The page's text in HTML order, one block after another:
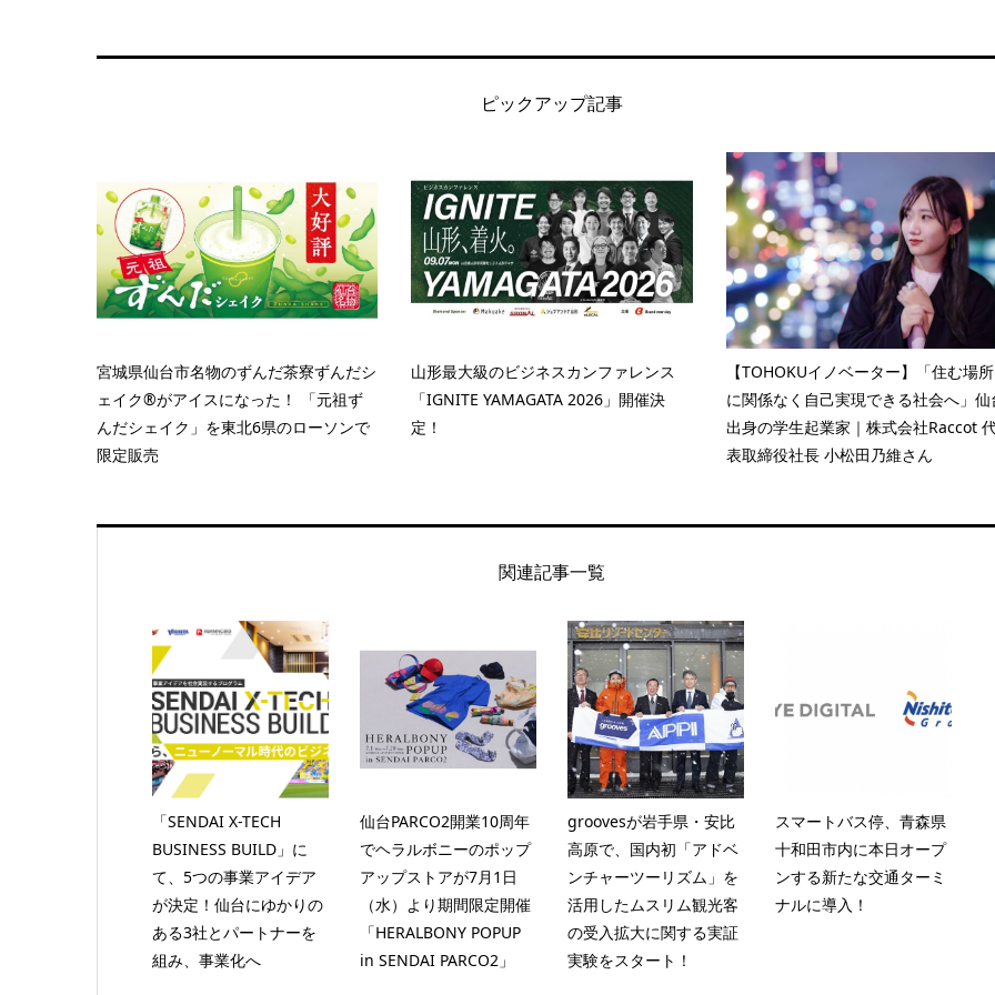
ピックアップ記事
宮城県仙台市名物のずんだ茶寮ずんだシ
ェイク®がアイスになった！ 「元祖ず
んだシェイク」を東北6県のローソンで
限定販売
山形最大級のビジネスカンファレンス
「IGNITE YAMAGATA 2026」開催決
定！
【TOHOKUイノベーター】「住む場所
に関係なく自己実現できる社会へ」仙
出身の学生起業家｜株式会社Raccot
表取締役社長 小松田乃維さん
関連記事一覧
「SENDAI X-TECH
BUSINESS BUILD」に
て、5つの事業アイデア
が決定！仙台にゆかりの
ある3社とパートナーを
組み、事業化へ
仙台PARCO2開業10周年
でヘラルボニーのポップ
アップストアが7月1日
（水）より期間限定開催
「HERALBONY POPUP
in SENDAI PARCO2」
groovesが岩手県・安比
高原で、国内初「アドベ
ンチャーツーリズム」を
活用したムスリム観光客
の受入拡大に関する実証
実験をスタート！
スマートバス停、青森県
十和田市内に本日オープ
ンする新たな交通ターミ
ナルに導入！